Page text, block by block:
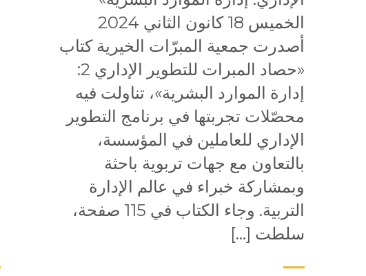
الخميس 18 كانون الثاني 2024
أصدرت جمعية المبرّات الخيرية كتاب
«حصاد المبرات للتطوير الإداري 2:
إدارة الموارد البشرية»، تناولت فيه
محصّلات تجربتها في برنامج التطوير
الإداري للعاملين في المؤسسة،
بالتعاون مع جهات تربوية باحثة
وبمشاركة خبراء في عالم الإدارة
التربية. وجاء الكتاب في 115 صفحة،
سلطت […]